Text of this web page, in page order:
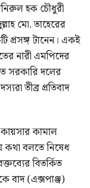
হক চৌধুরী
মো. তাহেরের
প্রসঙ্গ টানেন। একই
নারী এমপিদের
সরকারি দলের
তীব্র প্রতিবাদ
কায়সার কামাল
কথা বলতে নিষেধ
বিতর্কিত
বাদ (এক্সপাঞ্জ)